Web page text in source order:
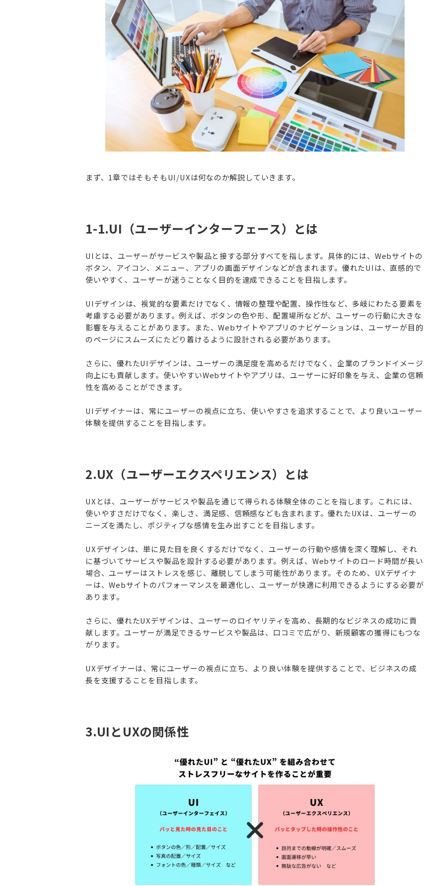
まず、1章ではそもそもUI/UXは何なのか解説していきます。
1-1.UI（ユーザーインターフェース）とは
UIとは、ユーザーがサービスや製品と接する部分すべてを指します。具体的には、Webサイトの
ボタン、アイコン、メニュー、アプリの画面デザインなどが含まれます。優れたUIは、直感的で
使いやすく、ユーザーが迷うことなく目的を達成できることを目指します。
UIデザインは、視覚的な要素だけでなく、情報の整理や配置、操作性など、多岐にわたる要素を
考慮する必要があります。例えば、ボタンの色や形、配置場所などが、ユーザーの行動に大きな
影響を与えることがあります。また、Webサイトやアプリのナビゲーションは、ユーザーが目的
のページにスムーズにたどり着けるように設計される必要があります。
さらに、優れたUIデザインは、ユーザーの満足度を高めるだけでなく、企業のブランドイメージ
向上にも貢献します。使いやすいWebサイトやアプリは、ユーザーに好印象を与え、企業の信頼
性を高めることができます。
UIデザイナーは、常にユーザーの視点に立ち、使いやすさを追求することで、より良いユーザー
体験を提供することを目指します。
2.UX（ユーザーエクスペリエンス）とは
UXとは、ユーザーがサービスや製品を通じて得られる体験全体のことを指します。これには、
使いやすさだけでなく、楽しさ、満足感、信頼感なども含まれます。優れたUXは、ユーザーの
ニーズを満たし、ポジティブな感情を生み出すことを目指します。
UXデザインは、単に見た目を良くするだけでなく、ユーザーの行動や感情を深く理解し、それ
に基づいてサービスや製品を設計する必要があります。例えば、Webサイトのロード時間が長い
場合、ユーザーはストレスを感じ、離脱してしまう可能性があります。そのため、UXデザイナ
ーは、Webサイトのパフォーマンスを最適化し、ユーザーが快適に利用できるようにする必要が
あります。
さらに、優れたUXデザインは、ユーザーのロイヤリティを高め、長期的なビジネスの成功に貢
献します。ユーザーが満足できるサービスや製品は、口コミで広がり、新規顧客の獲得にもつな
がります。
UXデザイナーは、常にユーザーの視点に立ち、より良い体験を提供することで、ビジネスの成
長を支援することを目指します。
3.UIとUXの関係性